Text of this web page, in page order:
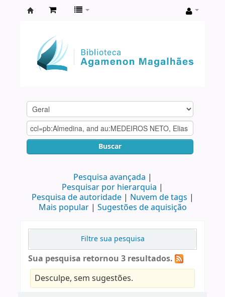
Agamenon
Magalhães
Buscar
Pesquisa avançada
Pesquisar por hierarquia
Pesquisa de autoridade
Nuvem de tags
Mais popular
Sugestões de aquisição
Filtre sua pesquisa
Sua pesquisa retornou 3 resultados.
Desculpe, sem sugestões.